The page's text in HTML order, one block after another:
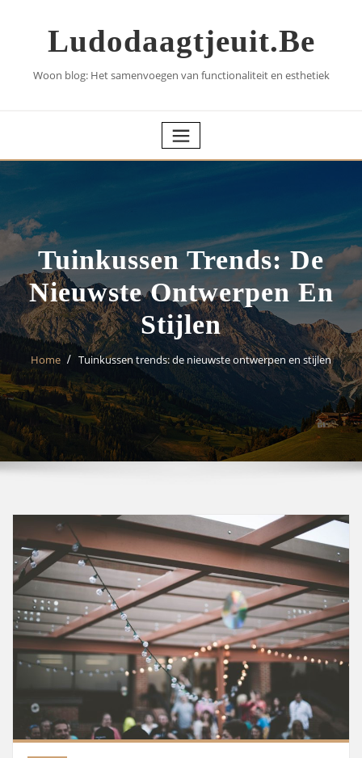
Ludodaagtjeuit.be
Woon blog: Het samenvoegen van functionaliteit en esthetiek
Tuinkussen Trends: De
Nieuwste Ontwerpen En
Stijlen
Home Tuinkussen trends: de nieuwste ontwerpen en stijlen